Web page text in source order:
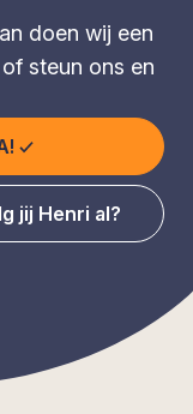
doen wij een
steun ons en
jij Henri al?